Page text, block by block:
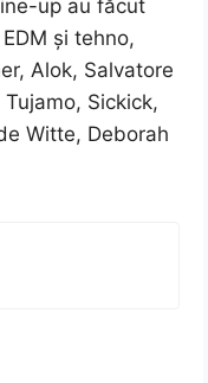
up au făcut
și tehno,
Alok, Salvatore
Sickick,
Witte, Deborah